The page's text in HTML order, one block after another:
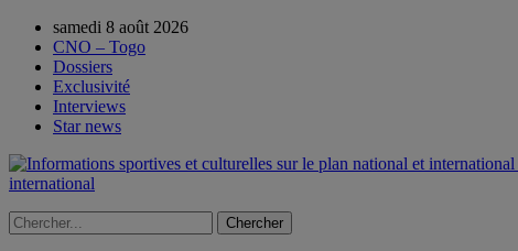
samedi 8 août 2026
CNO – Togo
Dossiers
Exclusivité
Interviews
Star news
international